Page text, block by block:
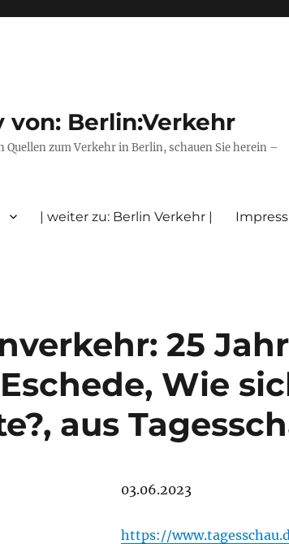
von: Berlin:Verkehr
Quellen zum Verkehr in Berlin, schauen Sie herein –
| weiter zu: Berlin Verkehr |
25
Wie
aus
03.06.2023
https://